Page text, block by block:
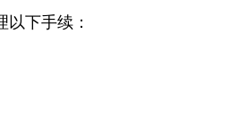
以下手续：